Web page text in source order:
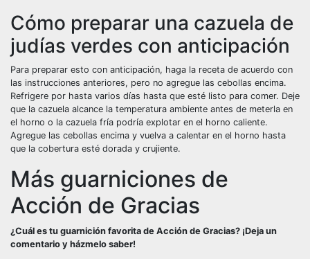
Cómo preparar una cazuela de
judías verdes con anticipación
Para preparar esto con anticipación, haga la receta de acuerdo con
las instrucciones anteriores, pero no agregue las cebollas encima.
Refrigere por hasta varios días hasta que esté listo para comer. Deje
que la cazuela alcance la temperatura ambiente antes de meterla en
el horno o la cazuela fría podría explotar en el horno caliente.
Agregue las cebollas encima y vuelva a calentar en el horno hasta
que la cobertura esté dorada y crujiente.
Más guarniciones de
Acción de Gracias
¿Cuál es tu guarnición favorita de Acción de Gracias? ¡Deja un
comentario y házmelo saber!